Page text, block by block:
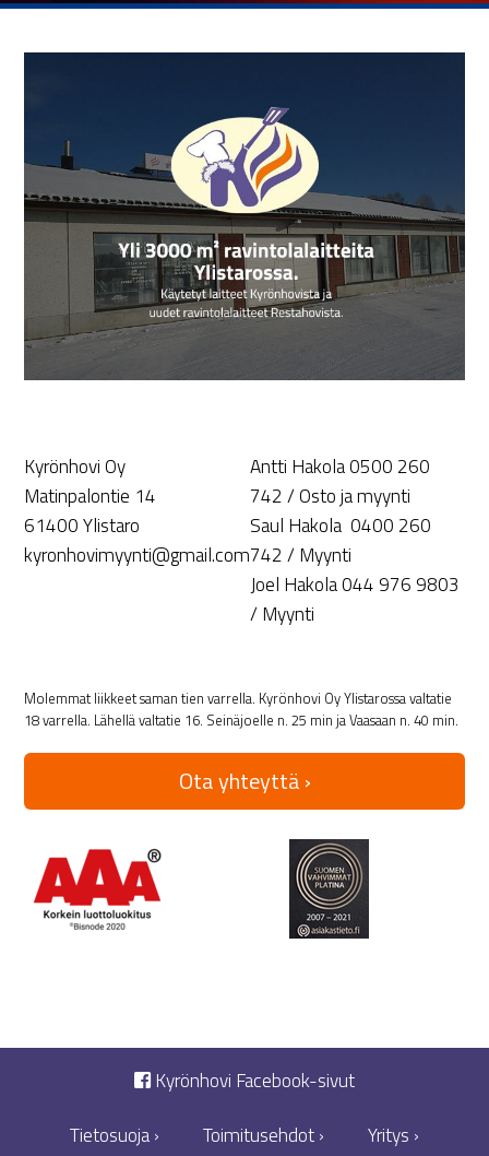
Kyrönhovi Oy
Matinpalontie 14
61400 Ylistaro
kyronhovimyynti@gmail.com
Antti Hakola 0500 260
742 / Osto ja myynti
Saul Hakola 0400 260
742 / Myynti
Joel Hakola 044 976 9803
/ Myynti
Molemmat liikkeet saman tien varrella. Kyrönhovi Oy Ylistarossa valtatie
18 varrella. Lähellä valtatie 16. Seinäjoelle n. 25 min ja Vaasaan n. 40 min.
Ota yhteyttä ›
Kyrönhovi Facebook-sivut
Tietosuoja ›
Toimitusehdot › Yritys ›